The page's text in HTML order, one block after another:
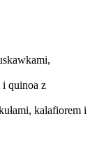
i quinoa z
kalafiorem i